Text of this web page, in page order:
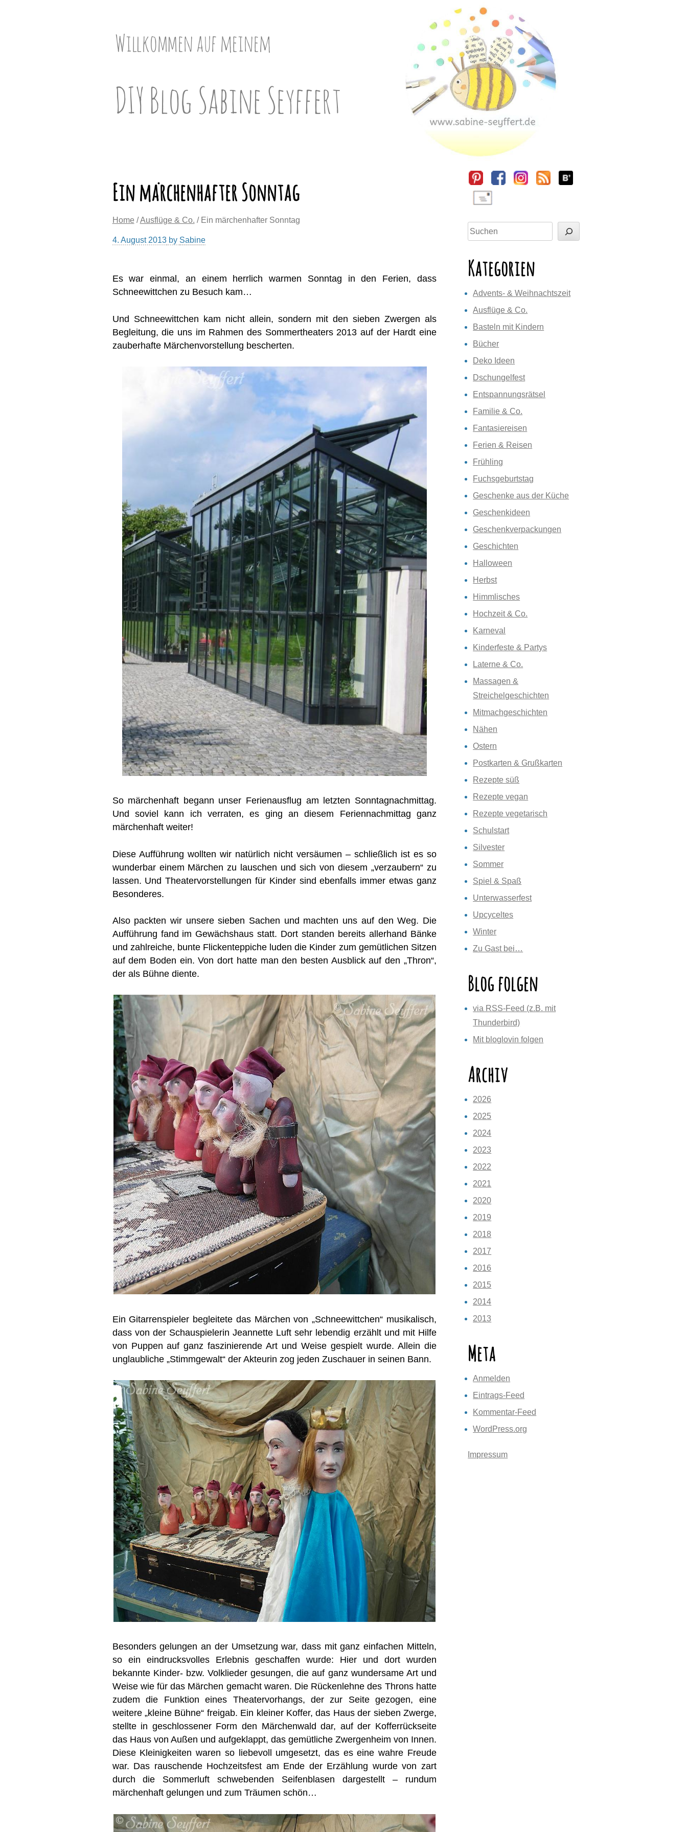
Willkommen auf meinem
DIY Blog Sabine Seyffert
Ein märchenhafter Sonntag
Home /Ausflüge & Co. / Ein märchenhafter Sonntag
4. August 2013by Sabine
Es war einmal, an einem herrlich warmen Sonntag in den Ferien, dass
Schneewittchen zu Besuch kam…
Und Schneewittchen kam nicht allein, sondern mit den sieben Zwergen als
Begleitung, die uns im Rahmen des Sommertheaters 2013 auf der Hardt eine
zauberhafte Märchenvorstellung bescherten.
So märchenhaft begann unser Ferienausflug am letzten Sonntagnachmittag.
Und soviel kann ich verraten, es ging an diesem Feriennachmittag ganz
märchenhaft weiter!
Diese Aufführung wollten wir natürlich nicht versäumen – schließlich ist es so
wunderbar einem Märchen zu lauschen und sich von diesem „verzaubern“ zu
lassen. Und Theatervorstellungen für Kinder sind ebenfalls immer etwas ganz
Besonderes.
Also packten wir unsere sieben Sachen und machten uns auf den Weg. Die
Aufführung fand im Gewächshaus statt. Dort standen bereits allerhand Bänke
und zahlreiche, bunte Flickenteppiche luden die Kinder zum gemütlichen Sitzen
auf dem Boden ein. Von dort hatte man den besten Ausblick auf den „Thron“,
der als Bühne diente.
Ein Gitarrenspieler begleitete das Märchen von „Schneewittchen“ musikalisch,
dass von der Schauspielerin Jeannette Luft sehr lebendig erzählt und mit Hilfe
von Puppen auf ganz faszinierende Art und Weise gespielt wurde. Allein die
unglaubliche „Stimmgewalt“ der Akteurin zog jeden Zuschauer in seinen Bann.
Besonders gelungen an der Umsetzung war, dass mit ganz einfachen Mitteln,
so ein eindrucksvolles Erlebnis geschaffen wurde: Hier und dort wurden
bekannte Kinder- bzw. Volklieder gesungen, die auf ganz wundersame Art und
Weise wie für das Märchen gemacht waren. Die Rückenlehne des Throns hatte
zudem die Funktion eines Theatervorhangs, der zur Seite gezogen, eine
weitere „kleine Bühne“ freigab. Ein kleiner Koffer, das Haus der sieben Zwerge,
stellte in geschlossener Form den Märchenwald dar, auf der Kofferrückseite
das Haus von Außen und aufgeklappt, das gemütliche Zwergenheim von Innen.
Diese Kleinigkeiten waren so liebevoll umgesetzt, das es eine wahre Freude
war. Das rauschende Hochzeitsfest am Ende der Erzählung wurde von zart
durch die Sommerluft schwebenden Seifenblasen dargestellt – rundum
märchenhaft gelungen und zum Träumen schön…
Sidebar
Suchen
Kategorien
Advents- & Weihnachtszeit
Ausflüge & Co.
Basteln mit Kindern
Bücher
Deko Ideen
Dschungelfest
Entspannungsrätsel
Familie & Co.
Fantasiereisen
Ferien & Reisen
Frühling
Fuchsgeburtstag
Geschenke aus der Küche
Geschenkideen
Geschenkverpackungen
Geschichten
Halloween
Herbst
Himmlisches
Hochzeit & Co.
Karneval
Kinderfeste & Partys
Laterne & Co.
Massagen &
Streichelgeschichten
Mitmachgeschichten
Nähen
Ostern
Postkarten & Grußkarten
Rezepte süß
Rezepte vegan
Rezepte vegetarisch
Schulstart
Silvester
Sommer
Spiel & Spaß
Unterwasserfest
Upcyceltes
Winter
Zu Gast bei…
Blog folgen
via RSS-Feed (z.B. mit
Thunderbird)
Mit bloglovin folgen
Archiv
2026
2025
2024
2023
2022
2021
2020
2019
2018
2017
2016
2015
2014
2013
Meta
Anmelden
Eintrags-Feed
Kommentar-Feed
WordPress.org
Impressum